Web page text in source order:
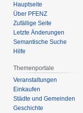
Hauptseite
Über PFENZ
Zufällige Seite
Letzte Änderungen
Semantische Suche
Hilfe
Themenportale
Veranstaltungen
Einkaufen
Städte und Gemeinden
Geschichte